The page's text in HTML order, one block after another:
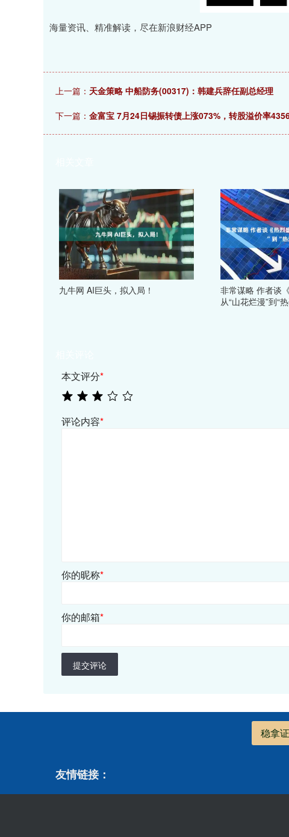
海量资讯、精准解读，尽在新浪财经APP
上一篇： 天金策略 中船防务(00317)：韩建兵辞任副总经理
下一篇： 金富宝 7月24日锡振转债上涨073%，转股溢价率
九牛网 AI巨头，拟入局！
非常谋略 作者谈
从“山花烂漫”到“
本文评分*
评论内容*
你的昵称*
你的邮箱*
提交评论
稳拿
友情链接：